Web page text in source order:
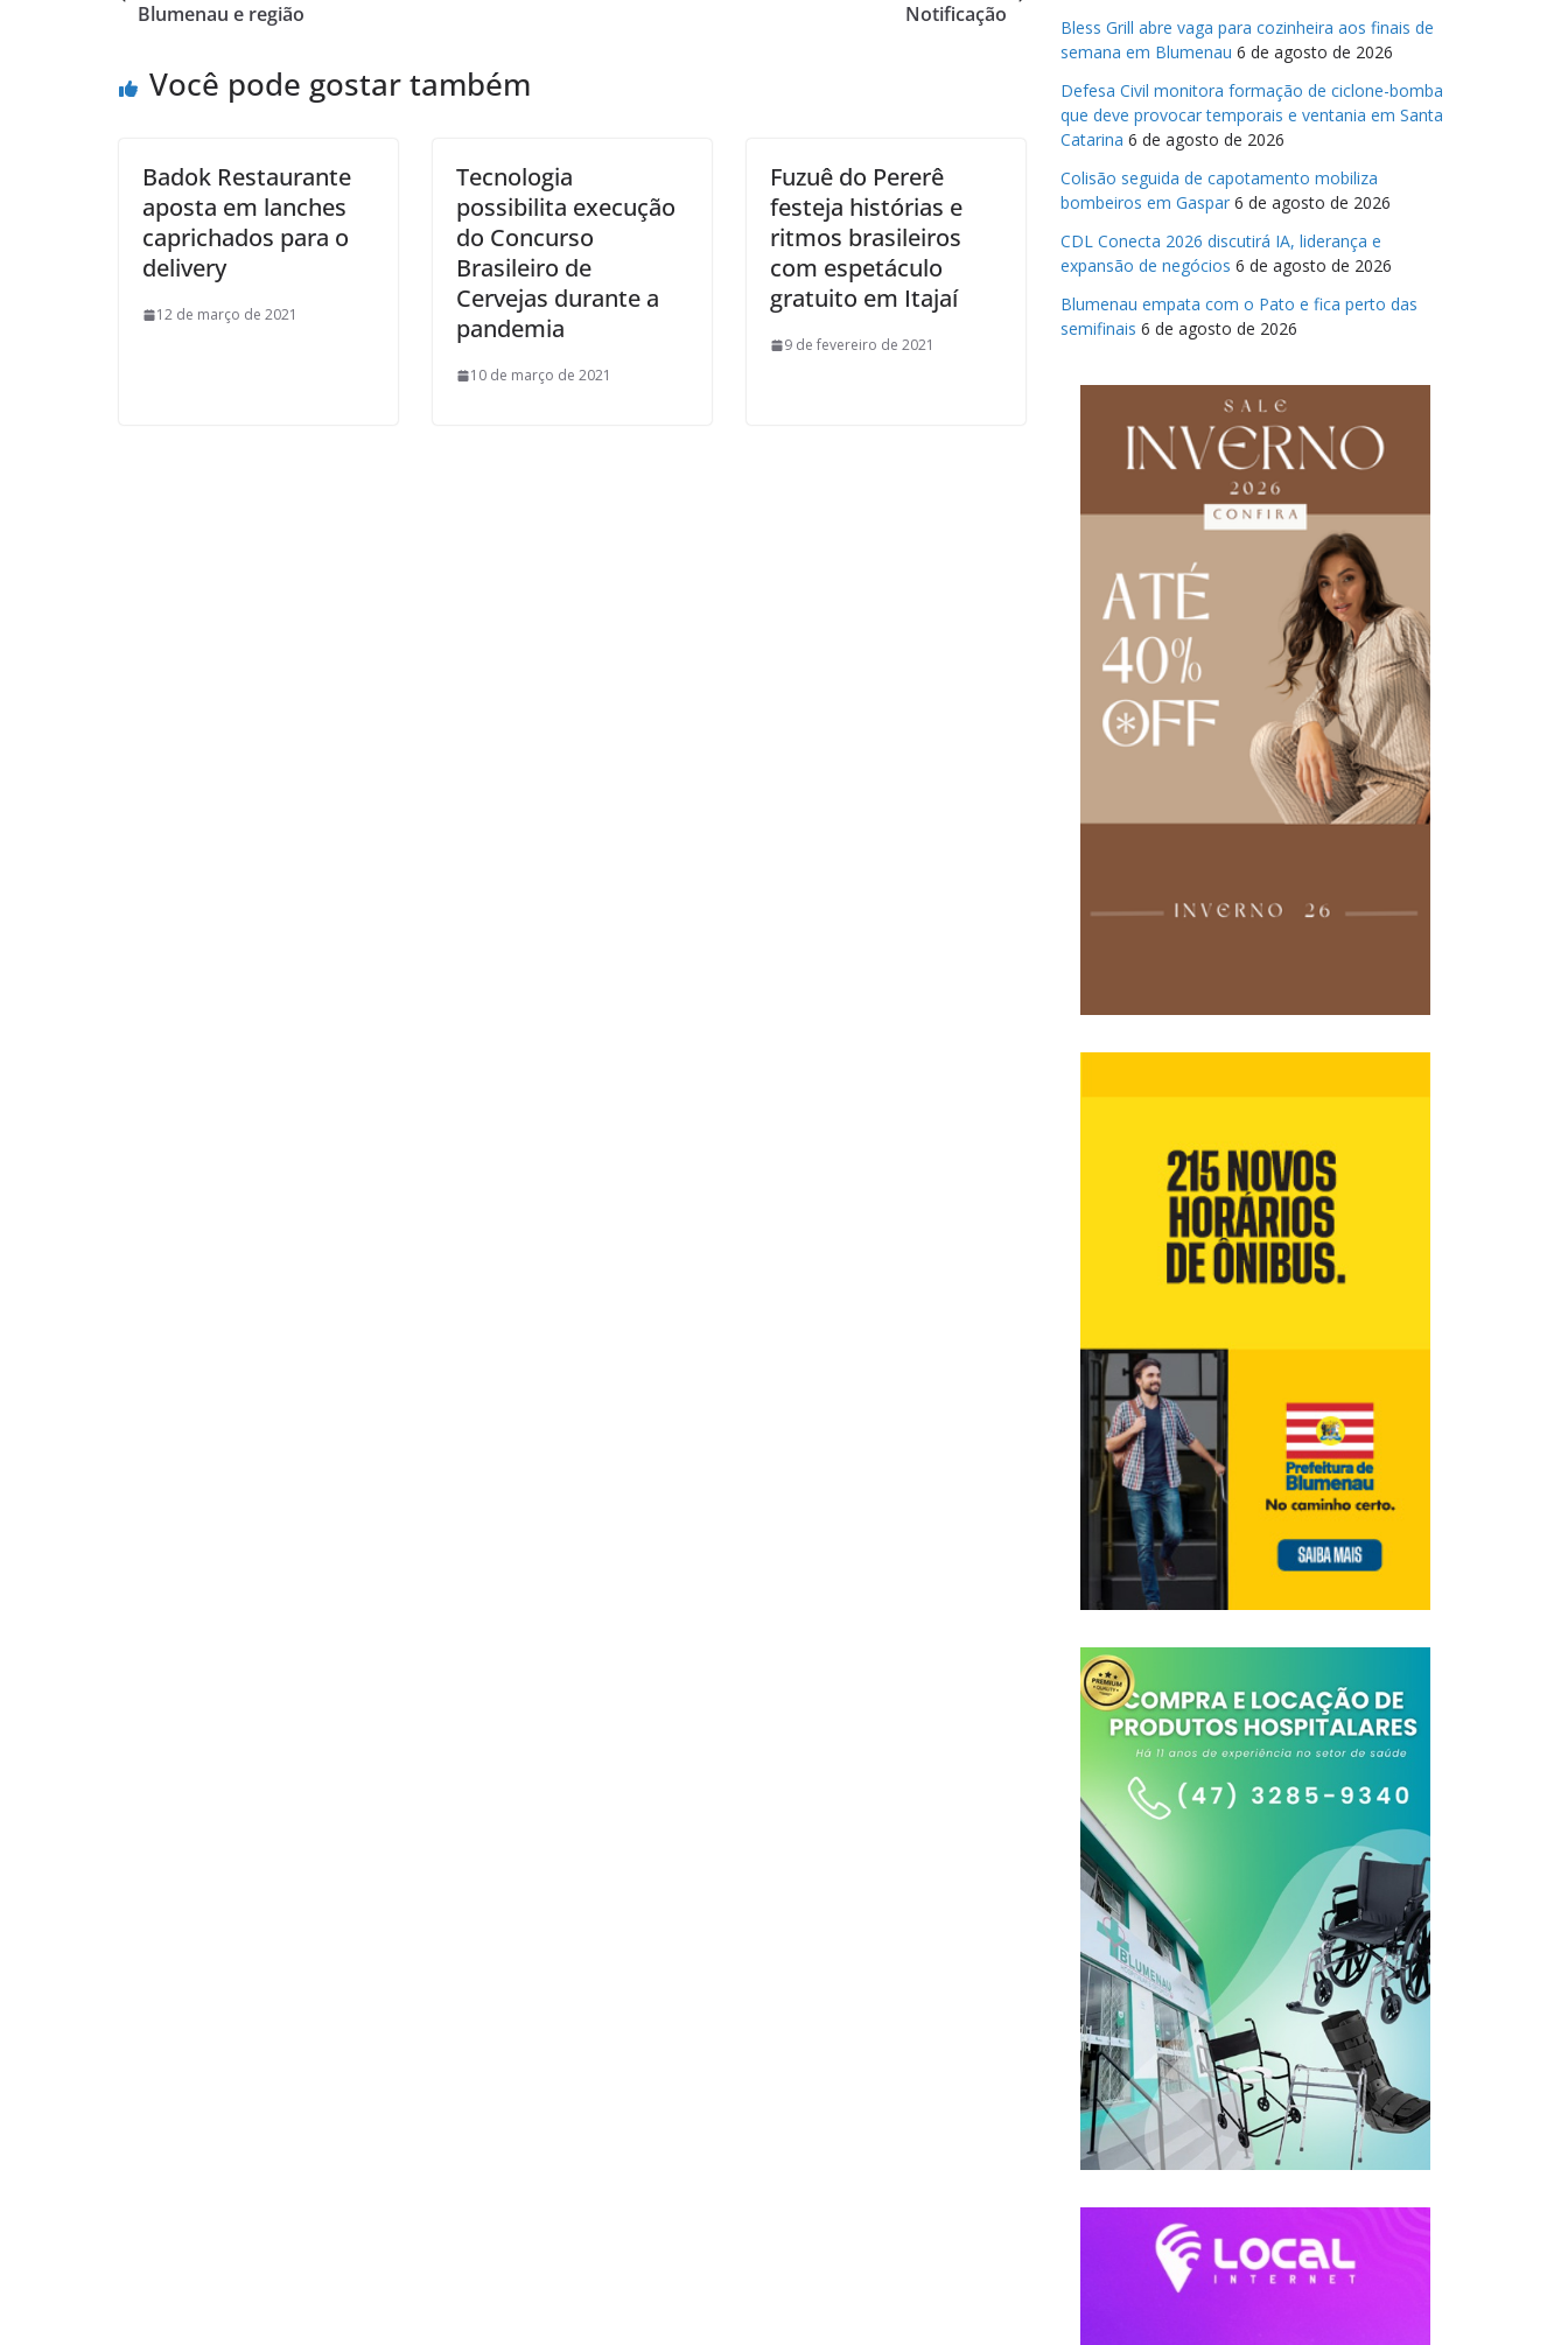
Blumenau e região
Notificação
Você pode gostar também
Badok Restaurante
aposta em lanches
caprichados para o
delivery
12 de março de 2021
Tecnologia
possibilita execução
do Concurso
Brasileiro de
Cervejas durante a
pandemia
10 de março de 2021
Fuzuê do Pererê
festeja histórias e
ritmos brasileiros
com espetáculo
gratuito em Itajaí
9 de fevereiro de 2021
Bless Grill abre vaga para cozinheira aos finais de
semana em Blumenau 6 de agosto de 2026
Defesa Civil monitora formação de ciclone-bomba
que deve provocar temporais e ventania em Santa
Catarina 6 de agosto de 2026
Colisão seguida de capotamento mobiliza
bombeiros em Gaspar 6 de agosto de 2026
CDL Conecta 2026 discutirá IA, liderança e
expansão de negócios 6 de agosto de 2026
Blumenau empata com o Pato e fica perto das
semifinais 6 de agosto de 2026